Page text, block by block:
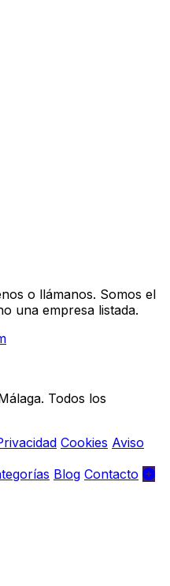
o llámanos. Somos el
una empresa listada.
Todos los
Cookies Aviso
Blog Contacto